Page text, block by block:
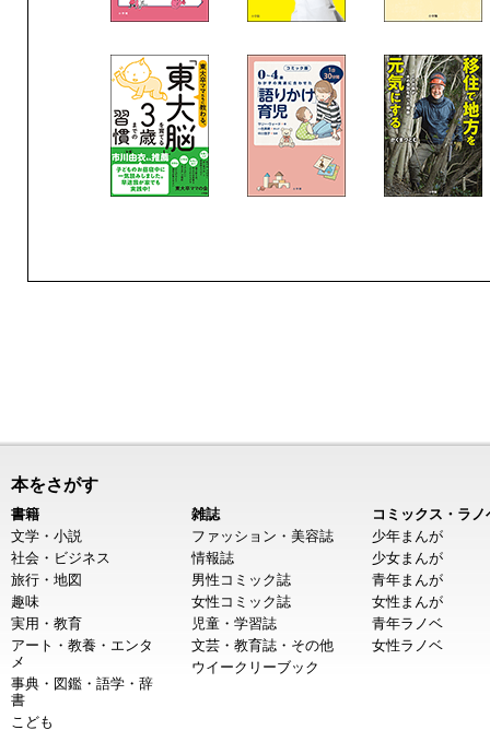
本をさがす
書籍
文学・小説
社会・ビジネス
旅行・地図
趣味
実用・教育
アート・教養・エンタ
メ
事典・図鑑・語学・辞
書
こども
雑誌
ファッション・美容誌
情報誌
男性コミック誌
女性コミック誌
児童・学習誌
文芸・教育誌・その他
ウイークリーブック
コミックス・ラノ
少年まんが
少女まんが
青年まんが
女性まんが
青年ラノベ
女性ラノベ